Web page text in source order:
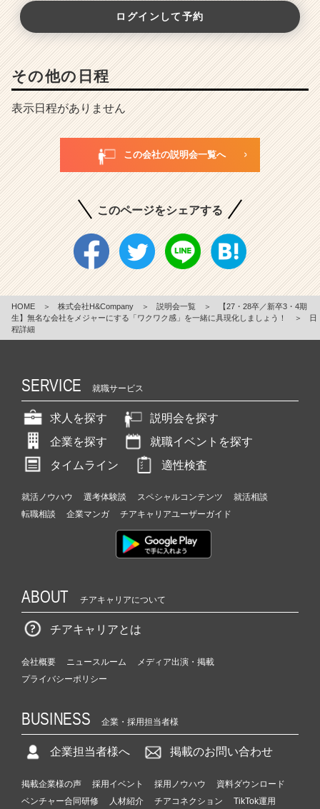
ログインして予約
その他の日程
表示日程がありません
この会社の説明会一覧へ
このページをシェアする
HOME ＞ 株式会社H&Company ＞ 説明会一覧 ＞
【27・28卒／新卒3・4期
生】無名な会社をメジャーにする「ワクワク感」を一緒に具現化しましょう！
＞
日
程詳細
SERVICE 就職サービス
求人を探す
説明会を探す
企業を探す
就職イベントを探す
タイムライン
適性検査
就活ノウハウ 選考体験談 スペシャルコンテンツ
就活相談
転職相談
企業マンガ チアキャリアユーザーガイド
ABOUT チアキャリアについて
チアキャリアとは
会社概要 ニュースルーム
メディア出演・掲載
プライバシーポリシー
BUSINESS 企業・採用担当者様
企業担当者様へ 掲載のお問い合わせ
掲載企業様の声 採用イベント 採用ノウハウ
資料ダウンロード
ベンチャー合同研修
人材紹介 チアコネクション TikTok運用